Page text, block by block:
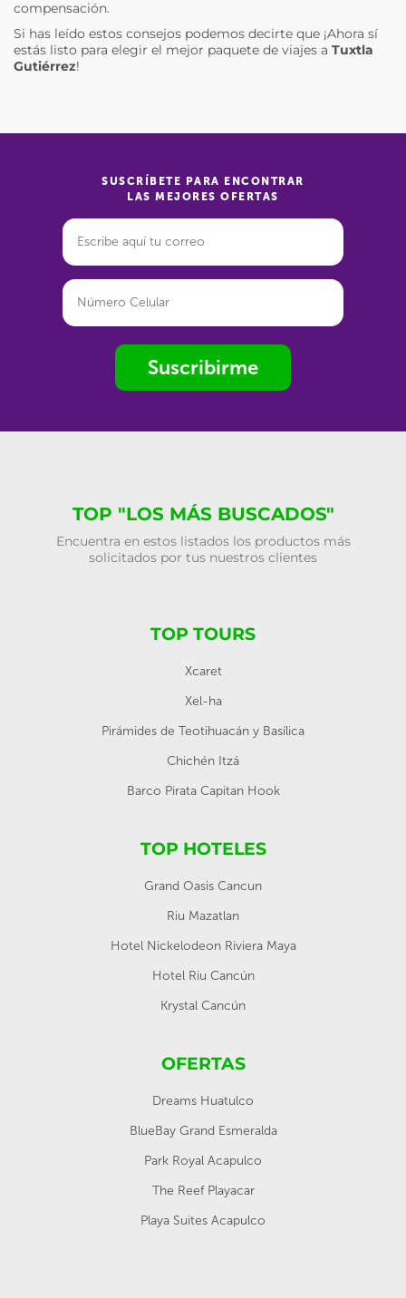
compensación.
Si has leído estos consejos podemos decirte que ¡Ahora sí
estás listo para elegir el mejor paquete de viajes a Tuxtla
Gutiérrez!
SUSCRÍBETE PARA ENCONTRAR
LAS MEJORES OFERTAS
Suscribirme
TOP "LOS MÁS BUSCADOS"
Encuentra en estos listados los productos más
solicitados por tus nuestros clientes
TOP TOURS
Xcaret
Xel-ha
Pirámides de Teotihuacán y Basílica
Chichén Itzá
Barco Pirata Capitan Hook
TOP HOTELES
Grand Oasis Cancun
Riu Mazatlan
Hotel Nickelodeon Riviera Maya
Hotel Riu Cancún
Krystal Cancún
OFERTAS
Dreams Huatulco
BlueBay Grand Esmeralda
Park Royal Acapulco
The Reef Playacar
Playa Suites Acapulco